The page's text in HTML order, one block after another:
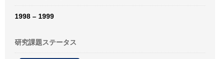
1998 – 1999
研究課題ステータス